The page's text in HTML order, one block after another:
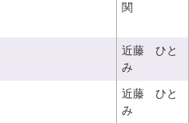
関
近藤 ひと
み
近藤 ひと
み